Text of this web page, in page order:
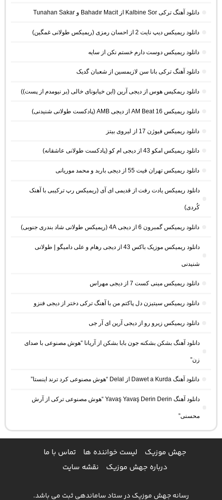
دانلود آهنگ ترکی Kalbine Sor از Bahadır Macit و Tunahan Sakar
دانلود ریمیکس دیپ نایت 2 از احسان رمزی (ریمیکس طولانی غمگین)
دانلود ریمیکس دوست دارم خستم نکن از سایه
دانلود آهنگ ترکی بانا سن لازیمسین از شعبان گدیک
دانلود ریمکیس هوس از دیجی آرین (این خیابونای خالی (بر نیومدم از پست))
دانلود ریمیکس AM Beat 16 از دیجی AMB (پادکست طولانی شنیدنی)
دانلود ریمیکس فیوژن 17 از لیروی بیتز
دانلود ریمیکس امکو 43 از دیجی ام کو (پادکست طولانی عاشقانه)
دانلود ریمیکس تهران فیت 55 از دیجی باربد و محمد موریانی
دانلود ریمیکس یادت رفت از قدیمی ای آی (ریمیکس رپ ترکیبی با آهنک
کُردی)
دانلود ریمیکس گمبرون 6 از دیجی 4A (ریمیکس طولانی شاد بندری جنوبی)
دانلود ریمیکس موزیک باکس 43 از دیجی رهام و علی دامیگو | طولانی
شنیدنی
دانلود ریمیکس مینی کست 7 از دیجی مهراس
دانلود ریمیکس سیتیزن دل پاکتم من با آهنگ ترکی دختر از دیجی فنزو
دانلود ریمیکس زیرو رو از دیجی آرین ای آر جی
دانلود آهنگ بشکن بشکنه جون بابا بشکن از آریانا “هوش مصنوعی با صدای
زن”
دانلود آهنگ Dawet a Kurda از Delal “هوش مصنوعی کرد ترند اینستا”
دانلود آهنگ Yavaş Yavaş Derin Derin “هوش مصنوعی ترکی از آرش
محسنی”
جهش موزیک لیست خواننده ها
تماس با ما
درباره جهش موزیک
نقشه سایت
رسانه جهش موزیک در ستاد ساماندهی ثبت می باشد.